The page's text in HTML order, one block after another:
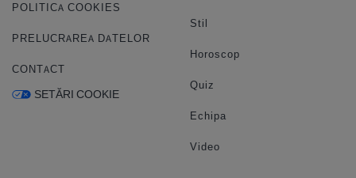
POLITICA COOKIES
PRELUCRAREA DATELOR
CONTACT
SETĂRI COOKIE
Stil
Horoscop
Quiz
Echipa
Video